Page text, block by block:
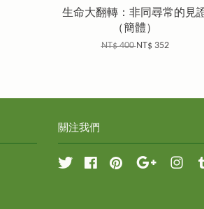
生命大翻轉：非同尋常的見
（簡體）
NT$ 400NT$ 352
關注我們
Twitter FacebookPinterest Google